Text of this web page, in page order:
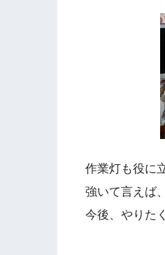
作業灯も役に
強いて言えば
今後、やりた